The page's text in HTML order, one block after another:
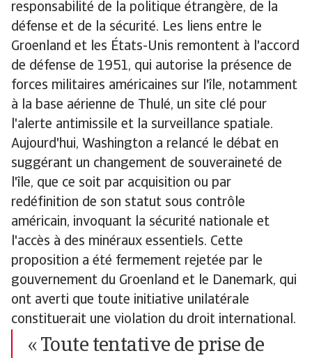
responsabilité de la politique étrangère, de la
défense et de la sécurité. Les liens entre le
Groenland et les États-Unis remontent à l'accord
de défense de 1951, qui autorise la présence de
forces militaires américaines sur l'île, notamment
à la base aérienne de Thulé, un site clé pour
l'alerte antimissile et la surveillance spatiale.
Aujourd'hui, Washington a relancé le débat en
suggérant un changement de souveraineté de
l'île, que ce soit par acquisition ou par
redéfinition de son statut sous contrôle
américain, invoquant la sécurité nationale et
l'accès à des minéraux essentiels. Cette
proposition a été fermement rejetée par le
gouvernement du Groenland et le Danemark, qui
ont averti que toute initiative unilatérale
constituerait une violation du droit international.
« Toute tentative de prise de